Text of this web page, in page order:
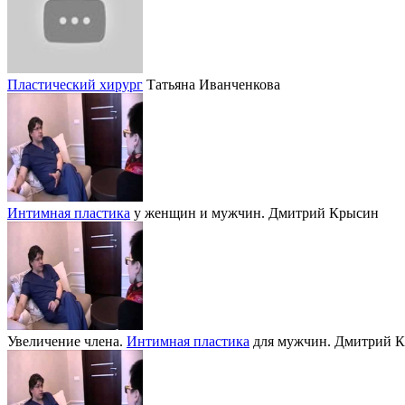
Пластический хирург Татьяна Иванченкова
Интимная пластика у женщин и мужчин. Дмитрий Крысин
Увеличение члена. Интимная пластика для мужчин. Дмитрий